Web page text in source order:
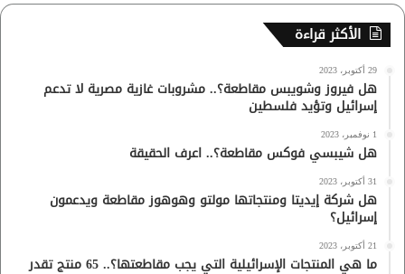
الأكثر قراءة
29 أكتوبر، 2023
هل فيروز وشويبس مقاطعة؟.. مشروبات غازية مصرية لا تدعم
إسرائيل وتؤيد فلسطين
1 نوفمبر، 2023
هل شيبسي فوكس مقاطعة؟.. اعرف الحقيقة
31 أكتوبر، 2023
هل شركة إيديتا ومنتجاتها مولتو وهوهوز مقاطعة ويدعمون
إسرائيل؟
21 أكتوبر، 2023
ما هي المنتجات الإسرائيلية التي يجب مقاطعتها؟.. 65 منتج تقدر